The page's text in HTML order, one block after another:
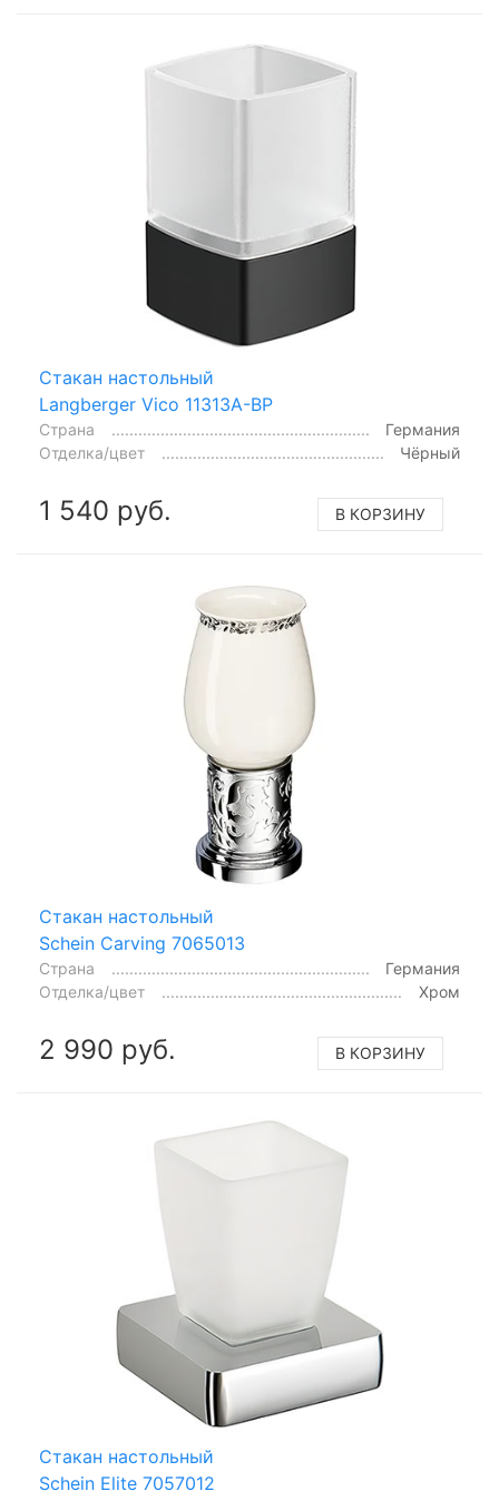
Стакан настольный
Langberger Vico 11313A-BP
Страна
Германия
Отделка/цвет
Чёрный
1 540 руб. В КОРЗИНУ
Стакан настольный
Schein Carving 7065013
Страна
Германия
Отделка/цвет
Хром
2 990 руб. В КОРЗИНУ
Стакан настольный
Schein Elite 7057012